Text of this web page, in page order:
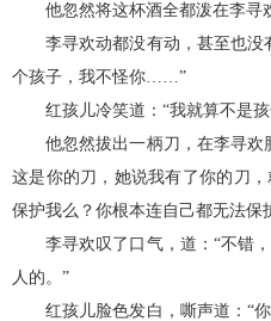
他忽然将这杯酒全都泼在李寻
李寻欢动都没有动，甚至也没
个孩子，我不怪你……”
红孩儿冷笑道：“我就算不是孩
他忽然拔出一柄刀，在李寻欢
这是你的刀，她说我有了你的刀
保护我么？你根本连自己都无法保
李寻欢叹了口气，道：“不错，
人的。”
红孩儿脸色发白，嘶声道：“你